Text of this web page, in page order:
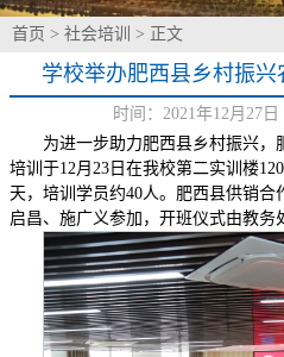
首页 > 社会培训 > 正文
学校举办肥西县乡村振
时间：2021年12月27
为进一步助力肥西县乡村振兴
培训于12月23日在我校第二实训楼
天，培训学员约40人。肥西县供销
启昌、施广义参加，开班仪式由教务